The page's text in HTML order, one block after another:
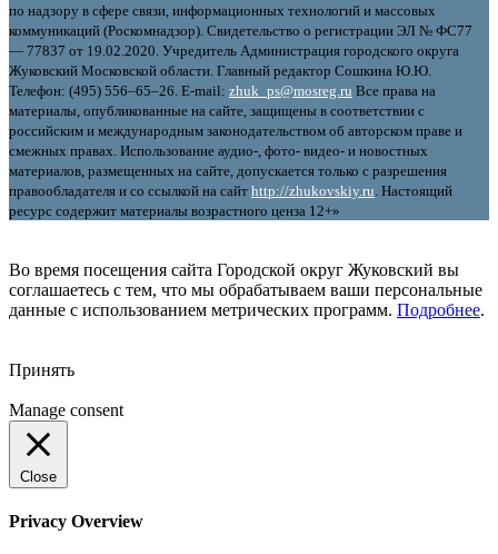
по надзору в сфере связи, информационных технологий и массовых
коммуникаций (Роскомнадзор). Свидетельство о регистрации ЭЛ № ФС77
— 77837 от 19.02.2020. Учредитель Администрация городского округа
Жуковский Московской области. Главный редактор Сошкина Ю.Ю.
Телефон: (495) 556–65–26. E‑mail: zhuk_ps@mosreg.ru Все права на
материалы, опубликованные на сайте, защищены в соответствии с
российским и международным законодательством об авторском праве и
смежных правах. Использование аудио-, фото- видео- и новостных
материалов, размещенных на сайте, допускается только с разрешения
правообладателя и со ссылкой на сайт http://zhukovskiy.ru . Настоящий
ресурс содержит материалы возрастного ценза 12+»
Во время посещения сайта Городской округ Жуковский вы
соглашаетесь с тем, что мы обрабатываем ваши персональные
данные с использованием метрических программ. Подробнее.
Принять
Manage consent
Close
Privacy Overview